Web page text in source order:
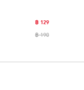
฿ 129
฿ 190